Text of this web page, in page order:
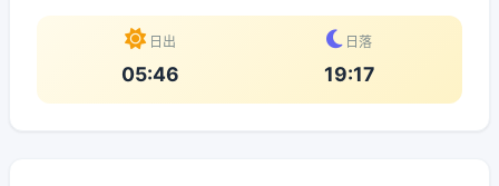
日出
05:46
日落
19:17